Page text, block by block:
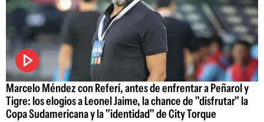
Marcelo Méndez con Referí, antes de enfrentar a Peñarol y
Tigre: los elogios a Leonel Jaime, la chance de "disfrutar" la
Copa Sudamericana y la "identidad" de City Torque